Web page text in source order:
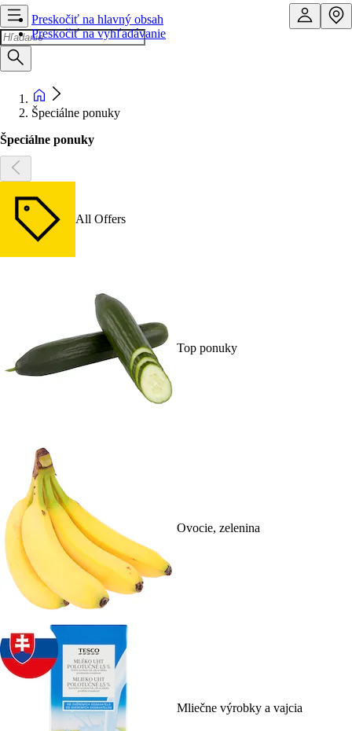
Preskočiť na hlavný obsah
Preskočiť na vyhľadávanie
Špeciálne ponuky
Špeciálne ponuky
All Offers
Top ponuky
Ovocie, zelenina
Mliečne výrobky a vajcia